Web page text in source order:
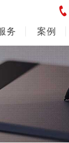
务 案例